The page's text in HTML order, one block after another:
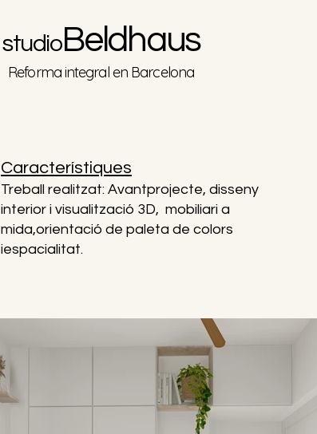
studioBeldhaus
Reforma integral en Barcelona
Característiques
Treball realitzat: Avantprojecte, disseny
interior i visualització 3D, mobiliari a
mida,orientació de paleta de colors
iespacialitat.